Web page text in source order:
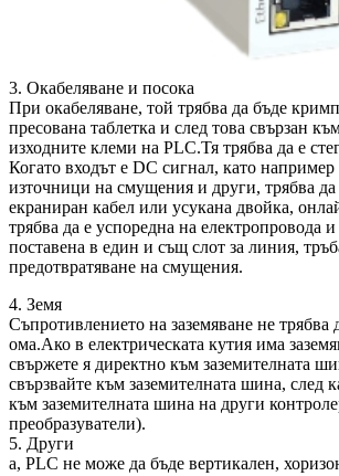
3. Окабеляване и посока
При окабеляване, той трябва да бъде
пресована таблетка и след това свързан
изходните клеми на PLC.Тя трябва да е
Когато входът е DC сигнал, като
източници на смущения и други, трябва да
екраниран кабел или усукана двойка,
трябва да е успоредна на електропровода
поставена в един и същ слот за линия,
предотвратяване на смущения.
4. Земя
Съпротивлението на заземяване не трябва
ома.Ако в електрическата кутия има
свържете я директно към заземителната
свързвайте към заземителната шина, след
към заземителната шина на други
преобразуватели).
5. Други
a, PLC не може да бъде вертикален,